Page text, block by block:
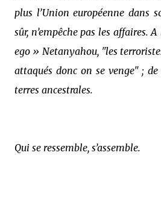
plus l’Union européenne dans
sûr, n’empêche pas les affaires.
ego » Netanyahou, "les
attaqués donc on se venge" ;
terres ancestrales.
Qui se ressemble, s’assemble.